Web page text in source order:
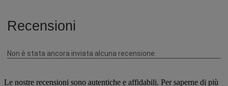
Le nostre recensioni sono autentiche e affidabili. Per saperne di più